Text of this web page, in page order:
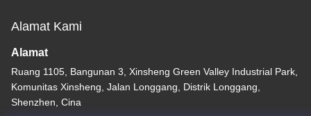
Alamat Kami
Alamat
Ruang 1105, Bangunan 3, Xinsheng Green Valley Industrial Park,
Komunitas Xinsheng, Jalan Longgang, Distrik Longgang,
Shenzhen, Cina